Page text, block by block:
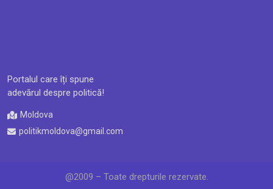
Portalul care îți spune
adevărul despre politică!
Moldova
politikmoldova@gmail.com
@2009 – Toate drepturile rezervate.